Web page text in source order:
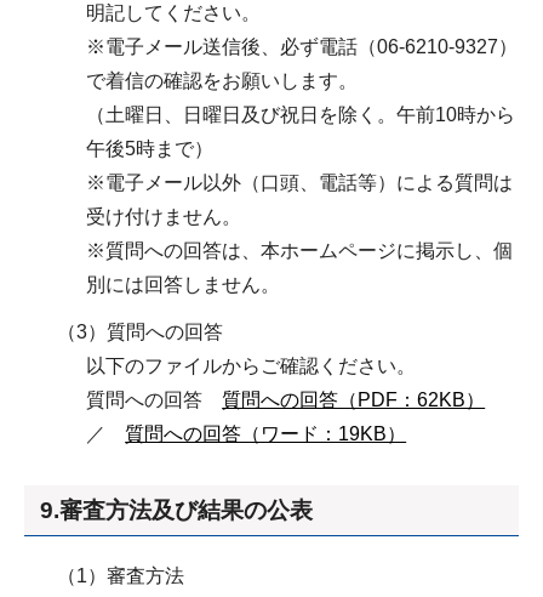
明記してください。
※電子メール送信後、必ず電話（06-6210-9327）
で着信の確認をお願いします。
（土曜日、日曜日及び祝日を除く。午前10時から
午後5時まで）
※電子メール以外（口頭、電話等）による質問は
受け付けません。
※質問への回答は、本ホームページに掲示し、個
別には回答しません。
（3）質問への回答
以下のファイルからご確認ください。
質問への回答 質問への回答（PDF：62KB）
／ 質問への回答（ワード：19KB）
9.審査方法及び結果の公表
（1）審査方法